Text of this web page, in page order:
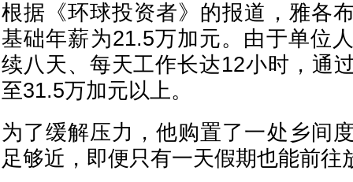
根据《环球投资者》的报道，雅各
基础年薪为21.5万加元。由于单位
续八天、每天工作长达12小时，通
至31.5万加元以上。
为了缓解压力，他购置了一处乡间
足够近，即便只有一天假期也能前往